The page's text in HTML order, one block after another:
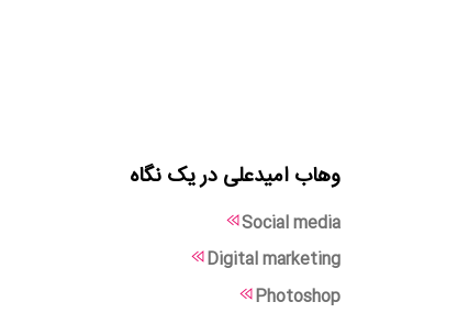
وهاب امیدعلی در یک نگاه
Social media
Digital marketing
Photoshop